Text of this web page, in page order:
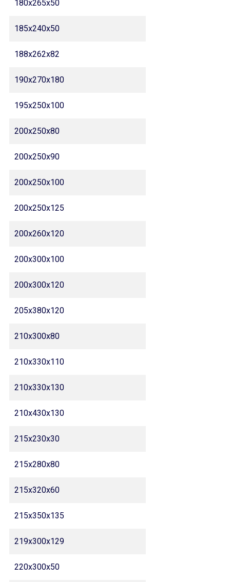
180x265x50
185x240x50
188x262x82
190x270x180
195x250x100
200x250x80
200x250x90
200x250x100
200x250x125
200x260x120
200x300x100
200x300x120
205x380x120
210x300x80
210x330x110
210x330x130
210x430x130
215x230x30
215x280x80
215x320x60
215x350x135
219x300x129
220x300x50